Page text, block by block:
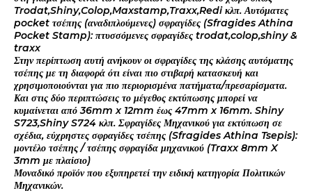
Trodat,Shiny,Colop,Maxstamp,Traxx,Redi κλπ. Αυτόματες
pocket τσέπης (αναδιπλούμενες) σφραγίδες (Sfragides Athina
Pocket Stamp): πτυσσόμενες σφραγίδες trodat,colop,shiny &
traxx
Στην περίπτωση αυτή ανήκουν οι σφραγίδες της κλάσης αυτόματης
τσέπης με τη διαφορά ότι είναι πιο στιβαρή κατασκευή και
χρησιμοποιούνται για πιο περιορισμένα πατήματα/πρεσαρίσματα.
Και στις δύο περιπτώσεις το μέγεθος εκτύπωσης μπορεί να
κυμαίνεται από 36mm x 12mm έως 47mm x 16mm. Shiny
S723,Shiny S724 κλπ. Σφραγίδες Μηχανικού για εκτύπωση σε
σχέδια, εύχρηστες σφραγίδες τσέπης (Sfragides Athina Tsepis):
μοντέλο τσέπης / τσέπης σφραγίδα μηχανικού (Traxx 8mm X
3mm με πλαίσιο)
Μοναδικό προϊόν που εξυπηρετεί την ειδική κατηγορία Πολιτικών
Μηχανικών.